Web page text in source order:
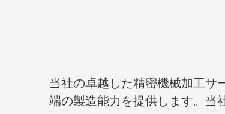
当社の卓越した精密機械加工サ
端の製造能力を提供します。当